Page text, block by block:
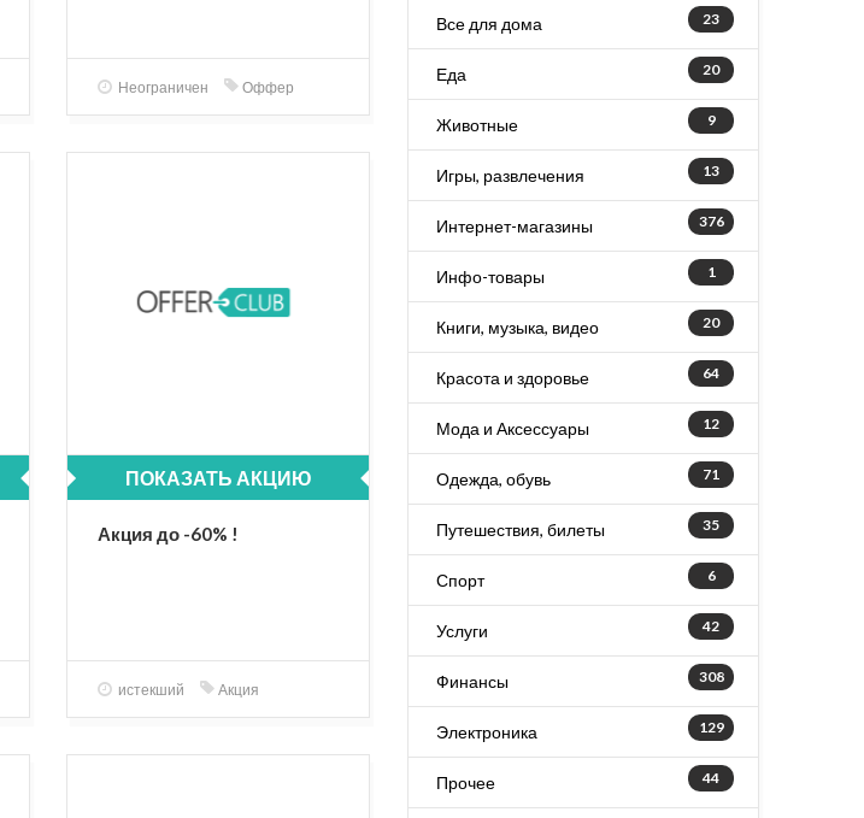
Неограничен Оффер
ПОКАЗАТЬ АКЦИЮ
Акция до -60% !
истекший Акция
23
Все для дома
20
Еда
9
Животные
13
Игры, развлечения
376
Интернет-магазины
1
Инфо-товары
20
Книги, музыка, видео
64
Красота и здоровье
12
Мода и Аксессуары
71
Одежда, обувь
35
Путешествия, билеты
6
Спорт
42
Услуги
308
Финансы
129
Электроника
44
Прочее